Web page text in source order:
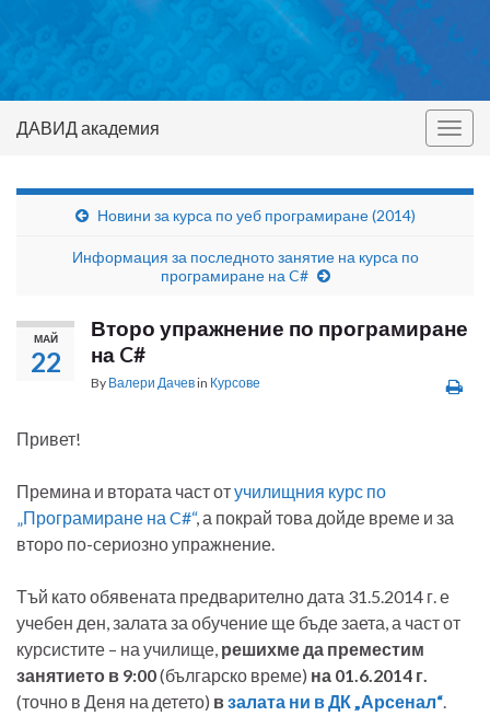
ДАВИД академия
Новини за курса по уеб програмиране (2014)
Информация за последното занятие на курса по
програмиране на C#
МАЙ
22
Второ упражнение по програмиране
на C#
By Валери Дачевin Курсове
Привет!
Премина и втората част отучилищния курс по
„Програмиране на C#“, а покрай това дойде време и за
второ по-сериозно упражнение.
Тъй като обявената предварително дата 31.5.2014 г. е
учебен ден, залата за обучение ще бъде заета, а част от
курсистите – на училище, решихме да преместим
занятието в 9:00(българско време) на 01.6.2014 г.
(точно в Деня на детето) взалата ни в ДК „Арсенал“.